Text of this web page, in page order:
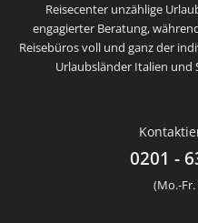
Reisecenter unzählige
engagierter Beratung,
Reisebüros voll und ganz der
Urlaubsländer Italien und
0201 -
(Mo.-